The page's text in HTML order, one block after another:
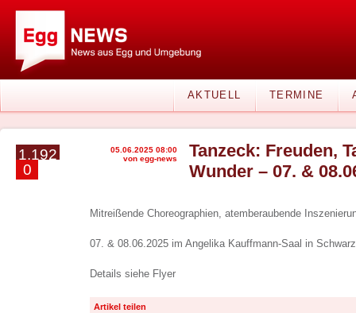
AKTUELL TERMINE
1.192
0
05.06.2025 08:00
von egg-news
Tanzeck: Freuden,
Wunder – 07. &
Mitreißende Choreographien, atemberaubende
07. & 08.06.2025 im Angelika Kauffmann-Saal in
Details siehe Flyer
Artikel teilen